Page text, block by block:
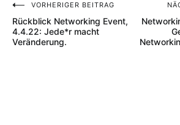
Beitragsnavigation
VORHERIGER BEITRAG
Rückblick Networking Event,
4.4.22: Jede*r macht
Veränderung.